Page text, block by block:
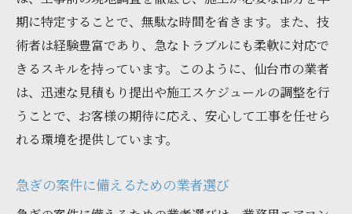
期に特定することで、無駄な時間を省きます。また、技
術者は経験豊富であり、急なトラブルにも柔軟に対応で
きるスキルを持っています。このように、仙台市の業者
は、迅速な見積もり提出や施工スケジュールの調整を行
うことで、お客様の期待に応え、安心して工事を任せら
れる環境を提供しています。
急ぎの案件に備えるための業者選び